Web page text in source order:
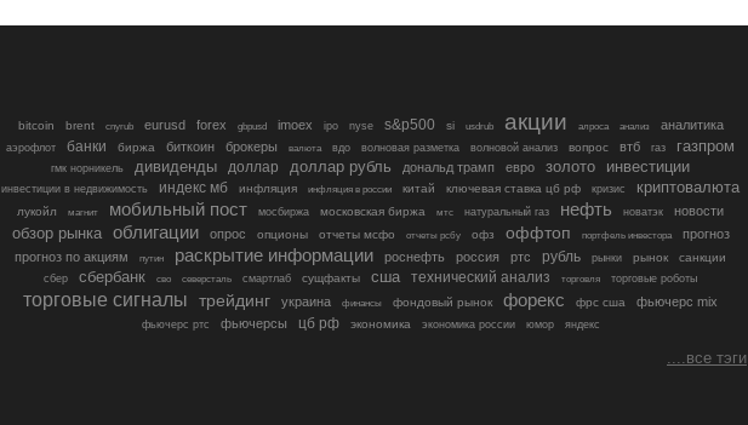
bitcoin brent cnyrub eurusd forex gbpusd imoex ipo nyse s&p500 si usdrub акции алроса анализ аналитика
аэрофлот банки биржа биткоин брокеры валюта вдо волновая разметка волновой анализ вопрос втб газ газпром
гмк норникель дивиденды доллар доллар рубль дональд трамп евро золото инвестиции
инвестиции в недвижимость индекс мб инфляция инфляция в россии китай ключевая ставка цб рф кризис криптовалюта
лукойл магнит мобильный пост мосбиржа московская биржа мтс натуральный газ нефть новатэк новости
обзор рынка облигации опрос опционы отчеты мсфо отчеты рсбу офз оффтоп портфель инвестора
прогноз
прогноз по акциям
путин раскрытие информации роснефть россия ртс рубль рынки рынок санкции
сбер сбербанк сво северсталь смартлаб сущфакты сша технический анализ торговля торговые роботы
торговые сигналы трейдинг украина финансы фондовый рынок форекс фрс сша фьючерс mix
фьючерс ртс фьючерсы цб рф экономика экономика россии юмор яндекс
....все тэги